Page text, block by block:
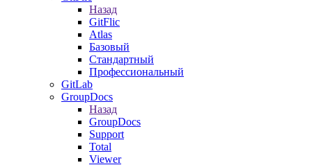
Назад
GitFlic
Atlas
Базовый
Стандартный
Профессиональный
GitLab
GroupDocs
Назад
GroupDocs
Support
Total
Viewer